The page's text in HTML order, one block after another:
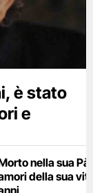
è stato
e
nella sua
della sua